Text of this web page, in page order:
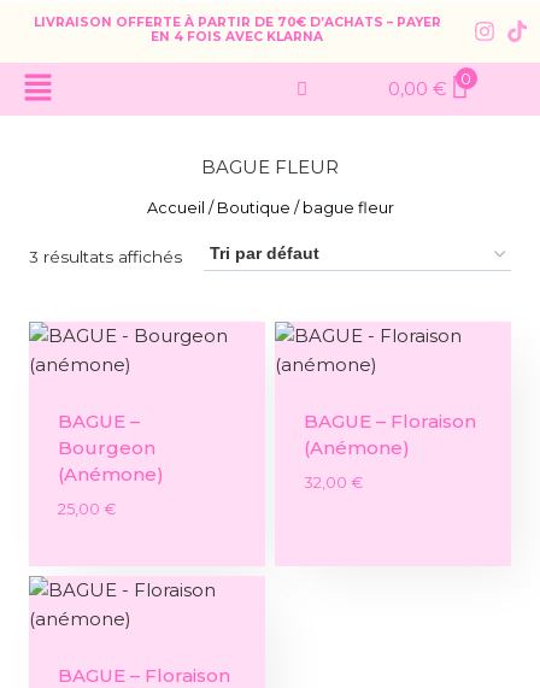
LIVRAISON OFFERTE À PARTIR DE 70€ D’ACHATS – PAYER
EN 4 FOIS AVEC KLARNA
0,00 € 0
BAGUE FLEUR
Accueil / Boutique / bague fleur
3 résultats affichés
BAGUE –
Bourgeon
(anémone)
25,00 €
BAGUE – Floraison
(anémone)
32,00 €
BAGUE – Floraison